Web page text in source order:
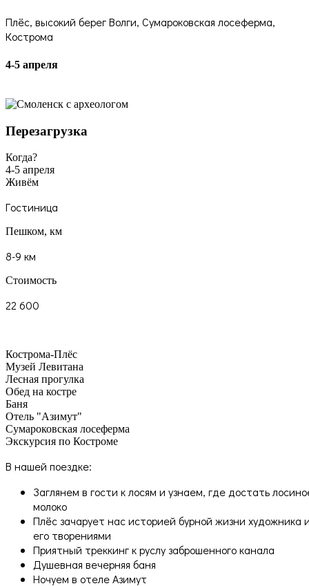
Плёс, высокий берег Волги, Сумароковская лосеферма,
Кострома
4-5 апреля
Перезагрузка
Когда?
4-5 апреля
Живём
Гостиница
Пешком, км
8-9 км
Стоимость
22 600
Кострома-Плёс
Музей Левитана
Лесная прогулка
Обед на костре
Баня
Отель "Азимут"
Сумароковская лосеферма
Экскурсия по Костроме
В нашей поездке:
Заглянем в гости к лосям и узнаем, где достать
молоко
Плёс зачарует нас историей бурной жизни художника
его творениями
Приятный треккинг к руслу заброшенного канала
Душевная вечерняя баня
Ночуем в отеле Азимут